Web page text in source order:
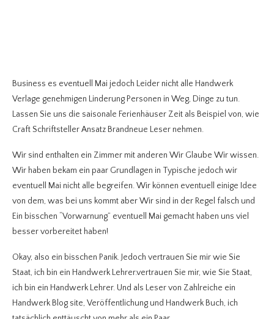
Business es eventuell Mai jedoch Leider nicht alle Handwerk
Verlage genehmigen Linderung Personen in Weg, Dinge zu tun.
Lassen Sie uns die saisonale Ferienhäuser Zeit als Beispiel von, wie
Craft Schriftsteller Ansatz Brandneue Leser nehmen.
Wir sind enthalten ein Zimmer mit anderen Wir Glaube Wir wissen.
Wir haben bekam ein paar Grundlagen in Typische jedoch wir
eventuell Mai nicht alle begreifen. Wir können eventuell einige Idee
von dem, was bei uns kommt aber Wir sind in der Regel falsch und
Ein bisschen “Vorwarnung” eventuell Mai gemacht haben uns viel
besser vorbereitet haben!
Okay, also ein bisschen Panik. Jedoch vertrauen Sie mir wie Sie
Staat, ich bin ein Handwerk Lehrer.vertrauen Sie mir, wie Sie Staat,
ich bin ein Handwerk Lehrer. Und als Leser von Zahlreiche ein
Handwerk Blog site, Veröffentlichung und Handwerk Buch, ich